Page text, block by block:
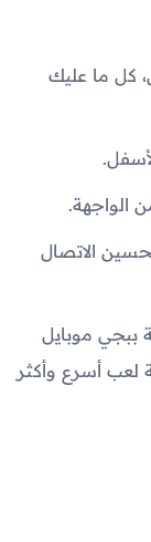
كل ما عليك
الاتصال
ببجي موبايل
لعب أسرع وأكثر